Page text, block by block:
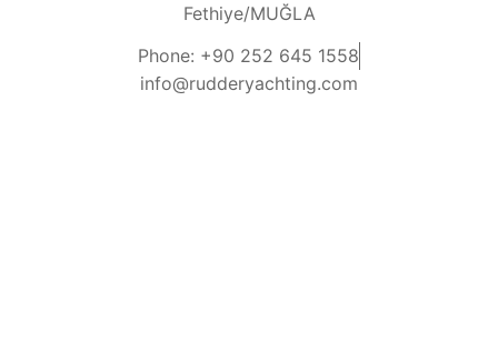
Fethiye/MUĞLA
Phone: +90 252 645 1558
info@rudderyachting.com